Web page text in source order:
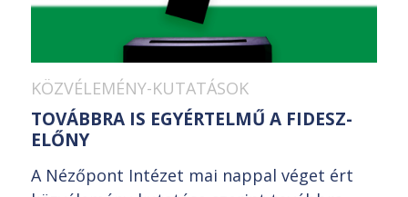
KÖZVÉLEMÉNY-KUTATÁSOK
TOVÁBBRA IS EGYÉRTELMŰ A FIDESZ-
ELŐNY
A Nézőpont Intézet mai nappal véget ért